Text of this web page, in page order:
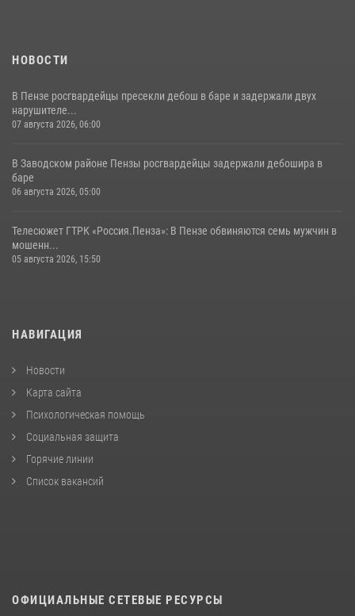
НОВОСТИ
В Пензе росгвардейцы пресекли дебош в баре и задержали двух
нарушителе...
07 августа 2026, 06:00
В Заводском районе Пензы росгвардейцы задержали дебошира в
баре
06 августа 2026, 05:00
Телесюжет ГТРК «Россия.Пенза»: В Пензе обвиняются семь мужчин в
мошенн...
05 августа 2026, 15:50
НАВИГАЦИЯ
Новости
Карта сайта
Психологическая помощь
Социальная защита
Горячие линии
Список вакансий
ОФИЦИАЛЬНЫЕ СЕТЕВЫЕ РЕСУРСЫ